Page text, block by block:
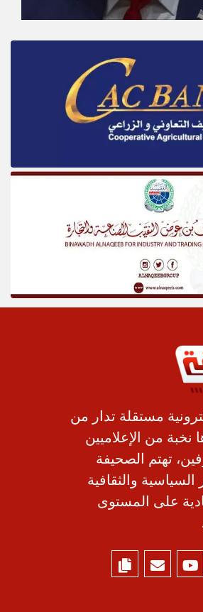
مستقلة تدار من
من الإعلاميين
تهتم الصحيفة
السياسية والثقافية
على المستوى